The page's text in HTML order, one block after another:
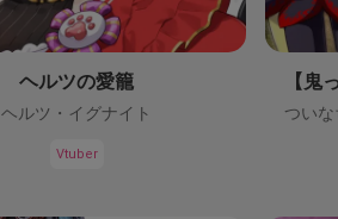
ヘルツの愛籠
ヘルツ・イグナイト
Vtuber